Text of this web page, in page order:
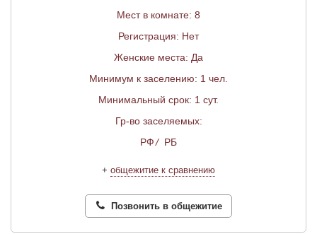
Мест в комнате: 8
Регистрация: Нет
Женские места: Да
Минимум к заселению: 1 чел.
Минимальный срок: 1 сут.
Гр-во заселяемых:
РФ/ РБ
+ общежитие к сравнению
Позвонить в общежитие